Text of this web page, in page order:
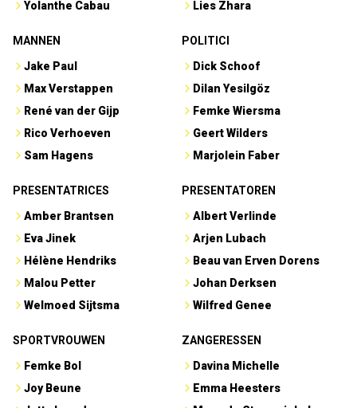
Yolanthe Cabau
Lies Zhara
MANNEN
Jake Paul
Max Verstappen
René van der Gijp
Rico Verhoeven
Sam Hagens
POLITICI
Dick Schoof
Dilan Yesilgöz
Femke Wiersma
Geert Wilders
Marjolein Faber
PRESENTATRICES
Amber Brantsen
Eva Jinek
Hélène Hendriks
Malou Petter
Welmoed Sijtsma
PRESENTATOREN
Albert Verlinde
Arjen Lubach
Beau van Erven Dorens
Johan Derksen
Wilfred Genee
SPORTVROUWEN
Femke Bol
Joy Beune
ZANGERESSEN
Davina Michelle
Emma Heesters